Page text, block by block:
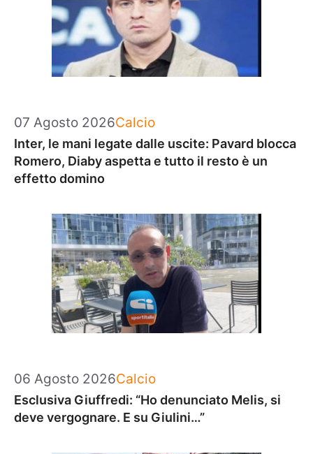
07 Agosto 2026Categorie
Calcio
Inter, le mani legate dalle uscite: Pavard blocca
Romero, Diaby aspetta e tutto il resto è un
effetto domino
06 Agosto 2026Categorie
Calcio
Esclusiva Giuffredi: “Ho denunciato Melis, si
deve vergognare. E su Giulini…”